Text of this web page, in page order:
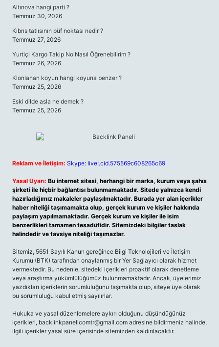
Altınova hangi parti ?
Temmuz 30, 2026
Kıbrıs tatlısının püf noktası nedir ?
Temmuz 27, 2026
Yurtiçi Kargo Takip No Nasıl Öğrenebilirim ?
Temmuz 26, 2026
Klonlanan koyun hangi koyuna benzer ?
Temmuz 25, 2026
Eski dilde asla ne demek ?
Temmuz 25, 2026
Reklam ve İletişim: Skype: live:.cid.575569c608265c69
Yasal Uyarı: Bu internet sitesi, herhangi bir marka, kurum veya şahıs
şirketi ile hiçbir bağlantısı bulunmamaktadır. Sitede yalnızca kendi
hazırladığımız makaleler paylaşılmaktadır. Burada yer alan içerikler
haber niteliği taşımamakta olup, gerçek kurum ve kişiler hakkında
paylaşım yapılmamaktadır. Gerçek kurum ve kişiler ile isim
benzerlikleri tamamen tesadüfidir. Sitemizdeki bilgiler taslak
halindedir ve tavsiye niteliği taşımazlar.
Sitemiz, 5651 Sayılı Kanun gereğince Bilgi Teknolojileri ve İletişim
Kurumu (BTK) tarafından onaylanmış bir Yer Sağlayıcı olarak hizmet
vermektedir. Bu nedenle, sitedeki içerikleri proaktif olarak denetleme
veya araştırma yükümlülüğümüz bulunmamaktadır. Ancak, üyelerimiz
yazdıkları içeriklerin sorumluluğunu taşımakta olup, siteye üye olarak
bu sorumluluğu kabul etmiş sayılırlar.
Hukuka ve yasal düzenlemelere aykırı olduğunu düşündüğünüz
içerikleri, backlinkpanelicomtr@gmail.com adresine bildirmeniz halinde,
ilgili içerikler yasal süre içerisinde sitemizden kaldırılacaktır.